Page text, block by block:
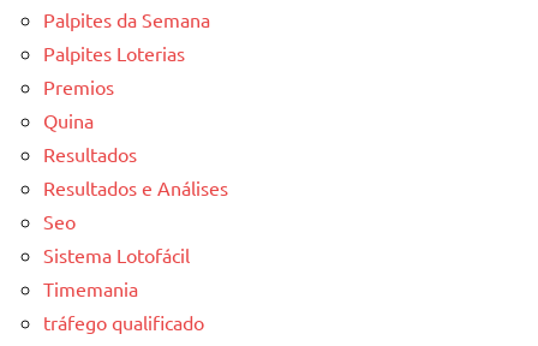
Palpites da Semana
Palpites Loterias
Premios
Quina
Resultados
Resultados e Análises
Seo
Sistema Lotofácil
Timemania
tráfego qualificado